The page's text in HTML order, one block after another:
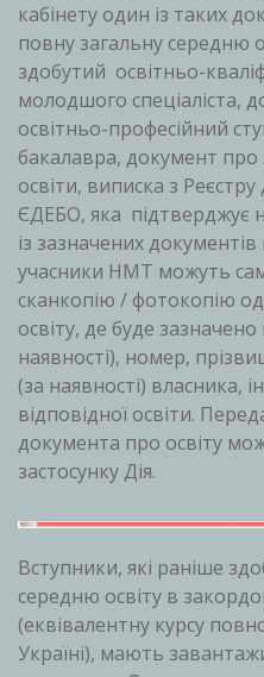
кабінету один із таких
повну загальну середню
здобутий освітньо-
молодшого спеціаліста,
освітньо-професійний
бакалавра, документ про
освіти, виписка з
ЄДЕБО, яка підтверджує
із зазначених
учасники НМТ можуть
сканкопію / фотокопію
освіту, де буде
наявності), номер,
(за наявності) власника,
відповідної освіти.
документа про освіту
застосунку Дія.
Вступники, які раніше
середню освіту в
(еквівалентну курсу
Україні), мають